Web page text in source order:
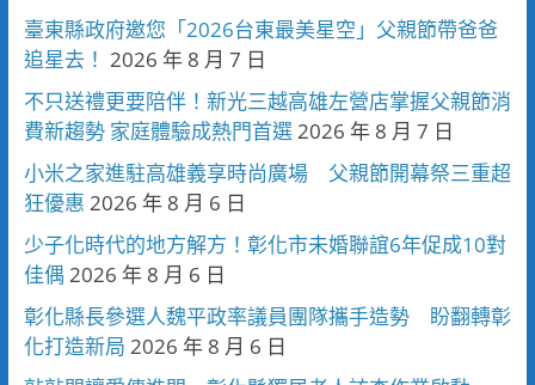
臺東縣政府邀您「2026台東最美星空」父親節帶爸爸
追星去！ 2026 年 8 月 7 日
不只送禮更要陪伴！新光三越高雄左營店掌握父親節消
費新趨勢 家庭體驗成熱門首選 2026 年 8 月 7 日
小米之家進駐高雄義享時尚廣場 父親節開幕祭三重超
狂優惠 2026 年 8 月 6 日
少子化時代的地方解方！彰化市未婚聯誼6年促成10對
佳偶 2026 年 8 月 6 日
彰化縣長參選人魏平政率議員團隊攜手造勢 盼翻轉彰
化打造新局 2026 年 8 月 6 日